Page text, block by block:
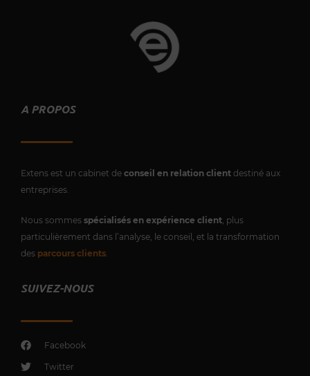
Vous souhaitez un autre produit ou
service ?
A PROPOS
Extens est un cabinet de conseil en relation client destiné aux
entreprises.
Nous sommes spécialisés en expérience client , plus
particulièrement dans l’analyse, le conseil, et la transformation
des parcours clients
SUIVEZ-NOUS
Facebook
Twitter